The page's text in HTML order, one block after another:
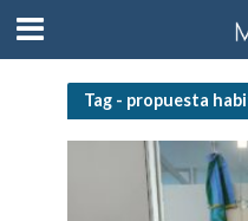
Tag - propuesta